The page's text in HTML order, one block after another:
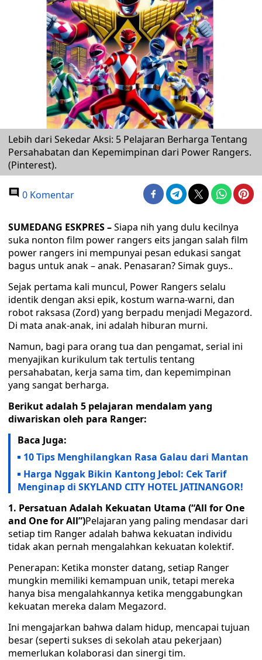
Lebih dari Sekedar Aksi: 5 Pelajaran Berharga Tentang
Persahabatan dan Kepemimpinan dari Power Rangers.
(Pinterest).
0 Komentar
SUMEDANG ESKPRES –Siapa nih yang dulu kecilnya
suka nonton film power rangers eits jangan salah film
power rangers ini mempunyai pesan edukasi sangat
bagus untuk anak – anak. Penasaran? Simak guys..
Sejak pertama kali muncul, Power Rangers selalu
identik dengan aksi epik, kostum warna-warni, dan
robot raksasa (Zord) yang berpadu menjadi Megazord.
Di mata anak-anak, ini adalah hiburan murni.
Namun, bagi para orang tua dan pengamat, serial ini
menyajikan kurikulum tak tertulis tentang
persahabatan, kerja sama tim, dan kepemimpinan
yang sangat berharga.
Berikut adalah 5 pelajaran mendalam yang
diwariskan oleh para Ranger:
Baca Juga:
10 Tips Menghilangkan Rasa Galau dari Mantan
Harga Nggak Bikin Kantong Jebol: Cek Tarif
Menginap di SKYLAND CITY HOTEL JATINANGOR!
1. Persatuan Adalah Kekuatan Utama (“All for One
and One for All”)Pelajaran yang paling mendasar dari
setiap tim Ranger adalah bahwa kekuatan individu
tidak akan pernah mengalahkan kekuatan kolektif.
Penerapan: Ketika monster datang, setiap Ranger
mungkin memiliki kemampuan unik, tetapi mereka
hanya bisa mengalahkannya ketika menggabungkan
kekuatan mereka dalam Megazord.
Ini mengajarkan bahwa dalam hidup, mencapai tujuan
besar (seperti sukses di sekolah atau pekerjaan)
memerlukan kolaborasi dan sinergi tim.